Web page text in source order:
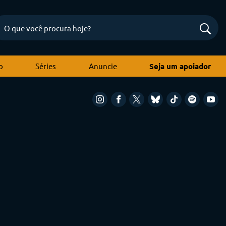
Séries Anuncie Seja um apoiador